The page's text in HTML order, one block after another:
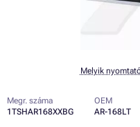
Melyik
Megr. száma
1TSHAR168XXBG
OEM
AR-168LT